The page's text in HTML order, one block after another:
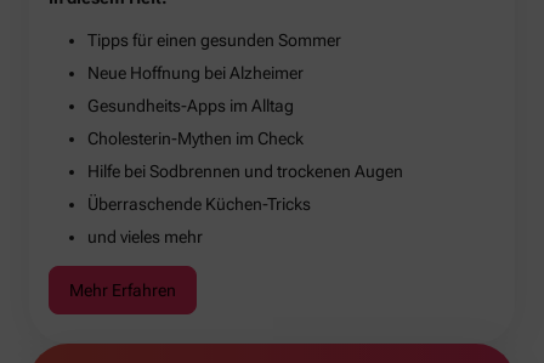
Tipps für einen gesunden Sommer
Neue Hoffnung bei Alzheimer
Gesundheits-Apps im Alltag
Cholesterin-Mythen im Check
Hilfe bei Sodbrennen und trockenen Augen
Überraschende Küchen-Tricks
und vieles mehr
Mehr Erfahren